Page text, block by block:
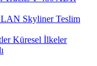
Skyliner Teslim
Küresel İlkeler